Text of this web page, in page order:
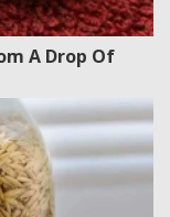
A Drop Of